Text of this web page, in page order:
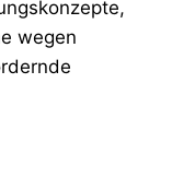
wegen